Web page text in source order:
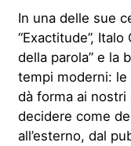
In una delle sue
“Exactitude”,
della parola” e la
tempi moderni:
dà forma ai
decidere come
all’esterno, dal